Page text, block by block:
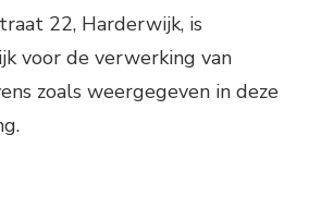
22, Harderwijk, is
voor de verwerking van
zoals weergegeven in deze